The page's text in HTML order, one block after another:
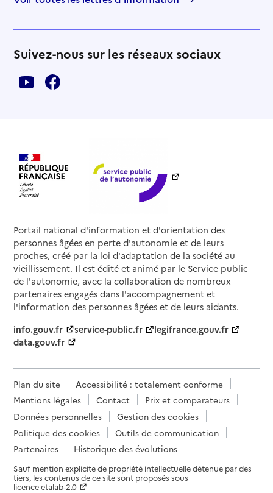
Suivez-nous sur les réseaux sociaux
Portail national d'information et d'orientation des
personnes âgées en perte d'autonomie et de leurs
proches, créé par la loi d'adaptation de la société au
vieillissement. Il est édité et animé par le Service public
de l'autonomie, avec la collaboration de nombreux
partenaires engagés dans l'accompagnement et
l'information des personnes âgées et de leurs aidants.
info.gouv.fr
service-public.fr
legifrance.gouv.fr
data.gouv.fr
Plan du site
Accessibilité : totalement conforme
Mentions légales
Contact
Prix et comparateurs
Données personnelles
Gestion des cookies
Politique des cookies
Outils de communication
Partenaires
Historique des évolutions
Sauf mention explicite de propriété intellectuelle détenue par des
tiers, les contenus de ce site sont proposés sous
licence etalab-2.0